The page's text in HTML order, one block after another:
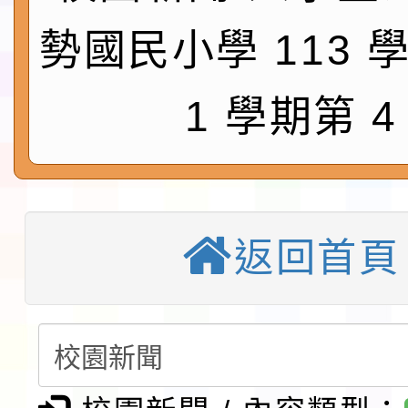
鎮韌性（防空）演習－
速演練執行計畫」
「115年金融知識線上
法」
第3次招考代課鐘點教
告(不再辦理後續甄選)
檢送「桃園市115學年
賽實施要點」1份
本市「115學年度學生
程安排一案
「桃園市補助參觀特色
展演活動實施計畫」
請一案
教育部校安中心白海豚
報
淨零綠領人才培育課程
勢國民小學 113
1 學期第 4
返回首頁